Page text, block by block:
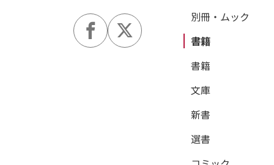
別冊・ムック
書籍
書籍
文庫
新書
選書